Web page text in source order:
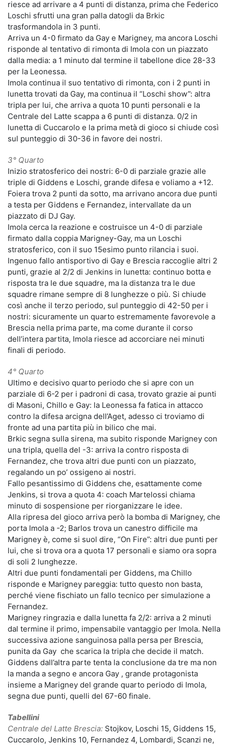
riesce ad arrivare a 4 punti di distanza, prima che Federico
Loschi sfrutti una gran palla datogli da Brkic
trasformandola in 3 punti.
Arriva un 4-0 firmato da Gay e Marigney, ma ancora Loschi
risponde al tentativo di rimonta di Imola con un piazzato
dalla media: a 1 minuto dal termine il tabellone dice 28-33
per la Leonessa.
Imola continua il suo tentativo di rimonta, con i 2 punti in
lunetta trovati da Gay, ma continua il “Loschi show”: altra
tripla per lui, che arriva a quota 10 punti personali e la
Centrale del Latte scappa a 6 punti di distanza. 0/2 in
lunetta di Cuccarolo e la prima metà di gioco si chiude così
sul punteggio di 30-36 in favore dei nostri.
3° Quarto
Inizio stratosferico dei nostri: 6-0 di parziale grazie alle
triple di Giddens e Loschi, grande difesa e voliamo a +12.
Foiera trova 2 punti da sotto, ma arrivano ancora due punti
a testa per Giddens e Fernandez, intervallate da un
piazzato di DJ Gay.
Imola cerca la reazione e costruisce un 4-0 di parziale
firmato dalla coppia Marigney-Gay, ma un Loschi
stratosferico, con il suo 15esimo punto rilancia i suoi.
Ingenuo fallo antisportivo di Gay e Brescia raccoglie altri 2
punti, grazie al 2/2 di Jenkins in lunetta: continuo botta e
risposta tra le due squadre, ma la distanza tra le due
squadre rimane sempre di 8 lunghezze o più. Si chiude
così anche il terzo periodo, sul punteggio di 42-50 per i
nostri: sicuramente un quarto estremamente favorevole a
Brescia nella prima parte, ma come durante il corso
dell’intera partita, Imola riesce ad accorciare nei minuti
finali di periodo.
4° Quarto
Ultimo e decisivo quarto periodo che si apre con un
parziale di 6-2 per i padroni di casa, trovato grazie ai punti
di Masoni, Chillo e Gay: la Leonessa fa fatica in attacco
contro la difesa arcigna dell’Aget, adesso ci troviamo di
fronte ad una partita più in bilico che mai.
Brkic segna sulla sirena, ma subito risponde Marigney con
una tripla, quella del -3: arriva la contro risposta di
Fernandez, che trova altri due punti con un piazzato,
regalando un po’ ossigeno ai nostri.
Fallo pesantissimo di Giddens che, esattamente come
Jenkins, si trova a quota 4: coach Martelossi chiama
minuto di sospensione per riorganizzare le idee.
Alla ripresa del gioco arriva però la bomba di Marigney, che
porta Imola a -2; Barlos trova un canestro difficile ma
Marigney è, come si suol dire, “On Fire”: altri due punti per
lui, che si trova ora a quota 17 personali e siamo ora sopra
di soli 2 lunghezze.
Altri due punti fondamentali per Giddens, ma Chillo
risponde e Marigney pareggia: tutto questo non basta,
perché viene fischiato un fallo tecnico per simulazione a
Fernandez.
Marigney ringrazia e dalla lunetta fa 2/2: arriva a 2 minuti
dal termine il primo, impensabile vantaggio per Imola. Nella
successiva azione sanguinosa palla persa per Brescia,
punita da Gay che scarica la tripla che decide il match.
Giddens dall’altra parte tenta la conclusione da tre ma non
la manda a segno e ancora Gay , grande protagonista
insieme a Marigney del grande quarto periodo di Imola,
segna due punti, quelli del 67-60 finale.
Tabellini
Centrale del Latte Brescia: Stojkov, Loschi 15, Giddens 15,
Cuccarolo, Jenkins 10, Fernandez 4, Lombardi, Scanzi ne,